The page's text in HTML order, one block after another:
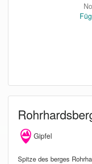
Gipfel
Spitze des berges